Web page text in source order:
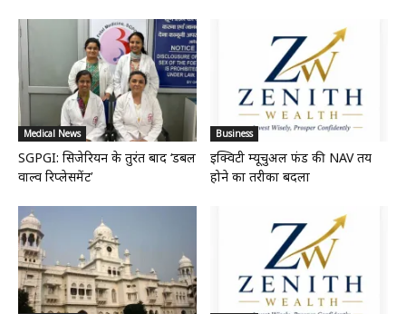
Medical News
SGPGI: सिजेरियन के तुरंत बाद ‘डबल
वाल्व रिप्लेसमेंट’
Business
इक्विटी म्यूचुअल फंड की NAV तय
होने का तरीका बदला